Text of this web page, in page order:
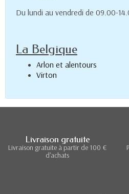
Du lundi au vendredi de 09.00-
La Belgique
Arlon et alentours
Virton
Livraison gratuite
Livraison gratuite à partir de 100 €
d'achats